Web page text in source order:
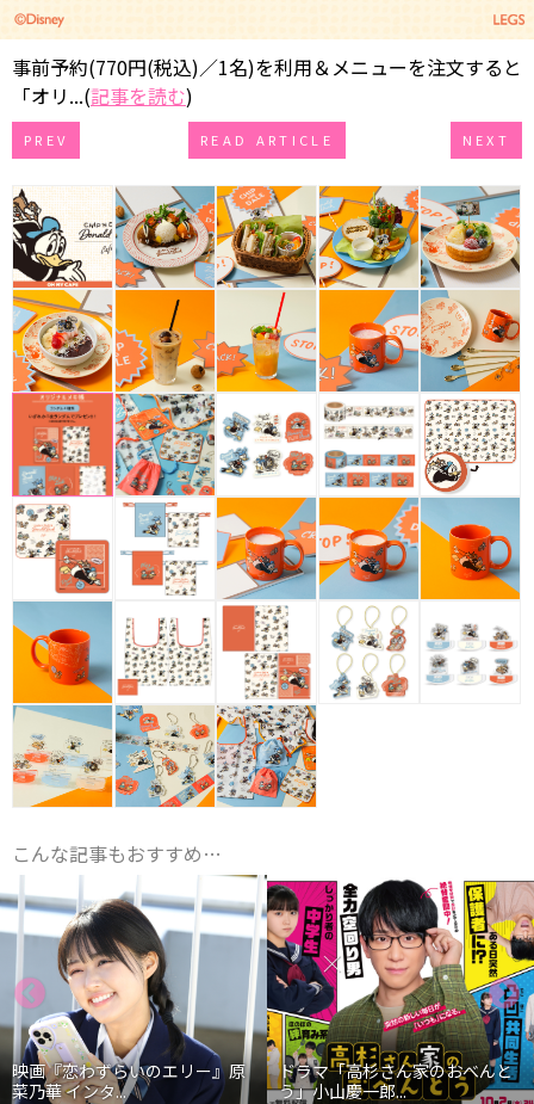
事前予約(770円(税込)／1名)を利用＆メニューを注文すると
「オリ...(記事を読む)
PREV READ ARTICLE NEXT
こんな記事もおすすめ…
映画『恋わずらいのエリー』原
菜乃華 インタ...
ドラマ「高杉さん家のおべんと
う」小山慶一郎...